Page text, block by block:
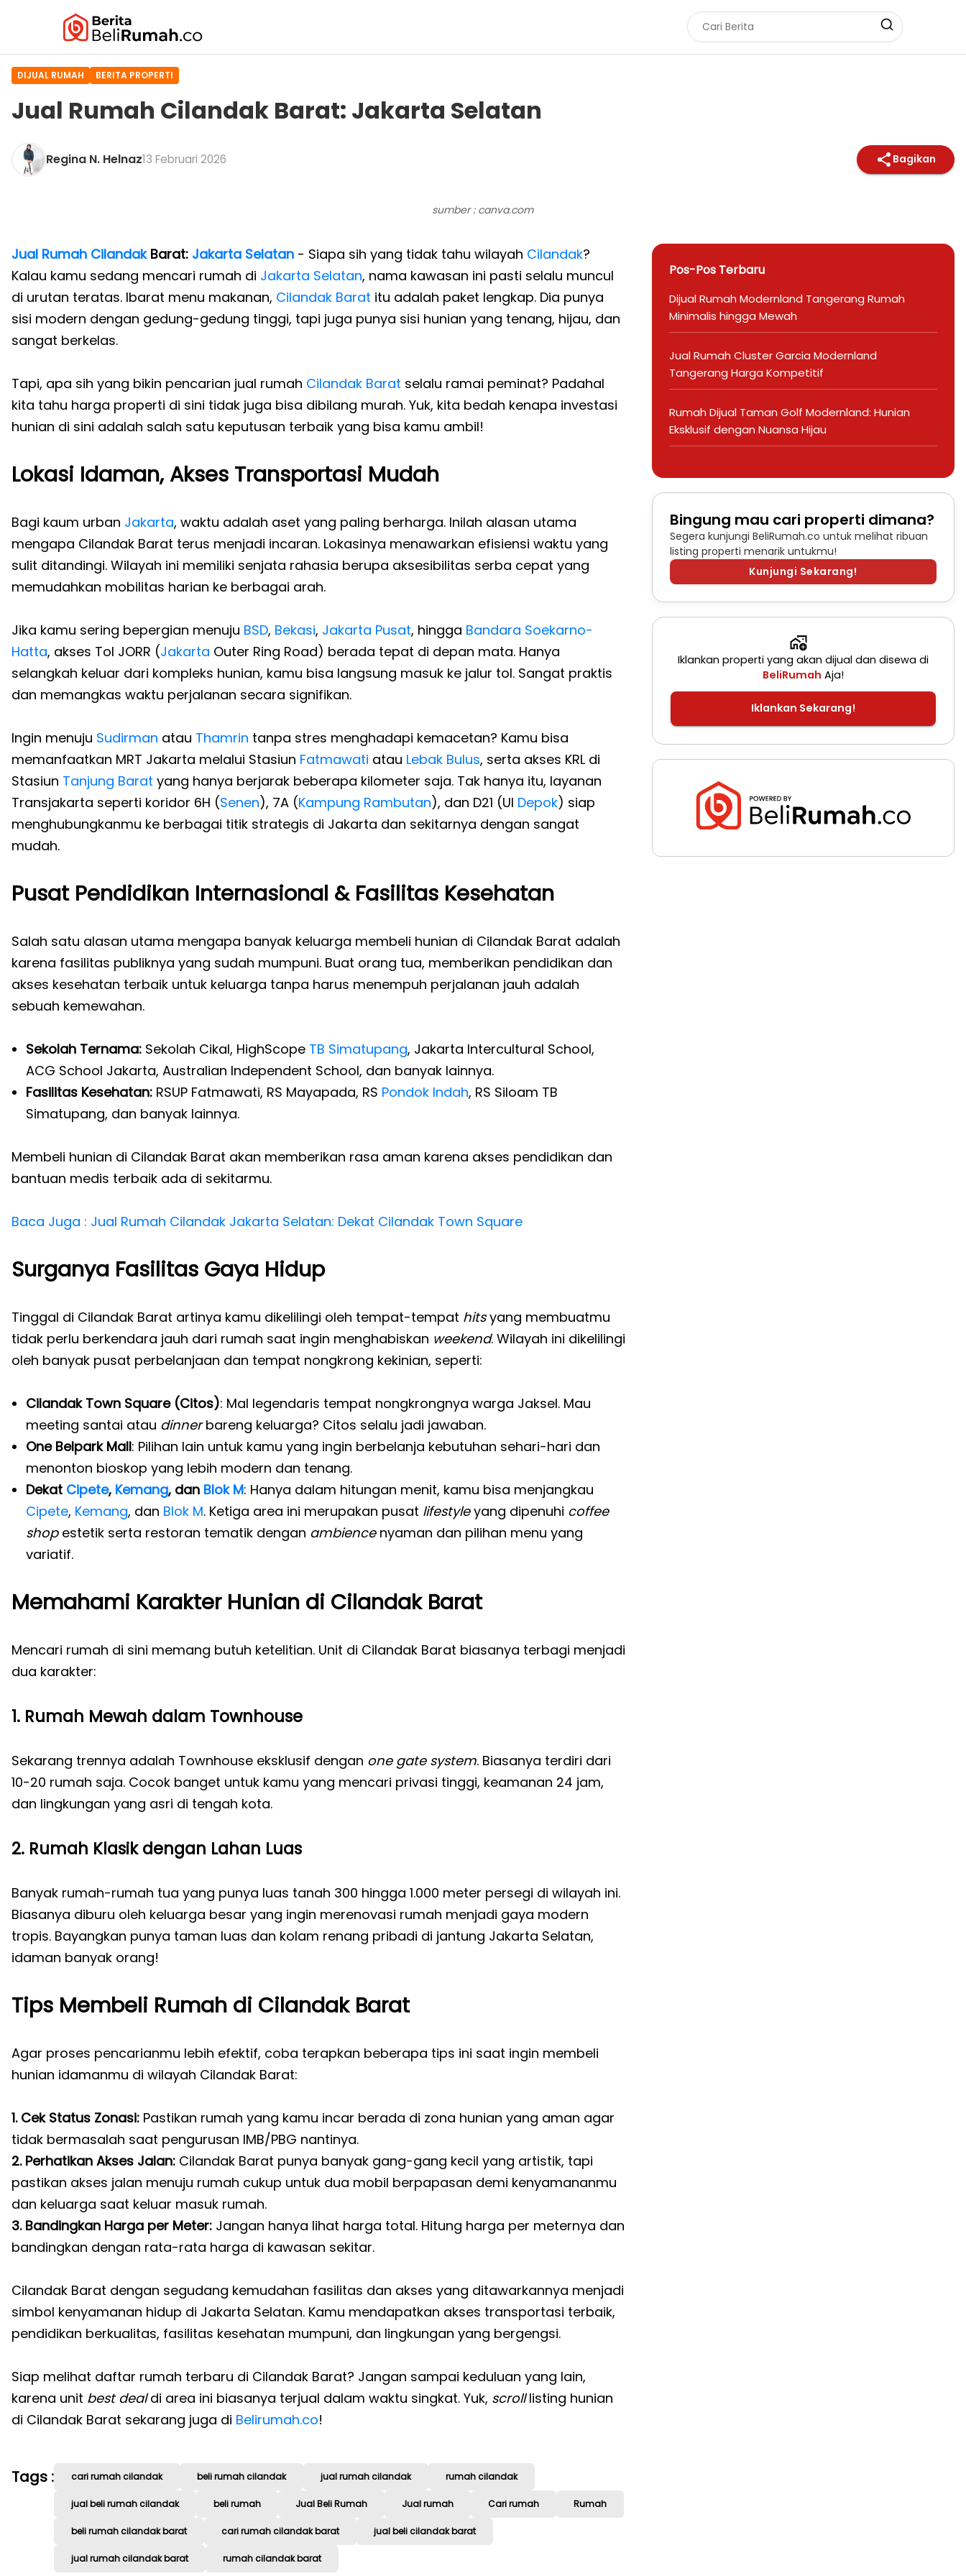
DIJUAL RUMAH BERITA PROPERTI
Jual Rumah Cilandak Barat: Jakarta Selatan
Regina N. Helnaz13 Februari 2026 Bagikan
sumber : canva.com
Jual Rumah CilandakBarat: Jakarta Selatan - Siapa sih yang tidak tahu wilayah Cilandak?
Kalau kamu sedang mencari rumah di Jakarta Selatan, nama kawasan ini pasti selalu muncul
di urutan teratas. Ibarat menu makanan, Cilandak Barat itu adalah paket lengkap. Dia punya
sisi modern dengan gedung-gedung tinggi, tapi juga punya sisi hunian yang tenang, hijau, dan
sangat berkelas.
Tapi, apa sih yang bikin pencarian jual rumah Cilandak Barat selalu ramai peminat? Padahal
kita tahu harga properti di sini tidak juga bisa dibilang murah. Yuk, kita bedah kenapa investasi
hunian di sini adalah salah satu keputusan terbaik yang bisa kamu ambil!
Lokasi Idaman, Akses Transportasi Mudah
Bagi kaum urban Jakarta, waktu adalah aset yang paling berharga. Inilah alasan utama
mengapa Cilandak Barat terus menjadi incaran. Lokasinya menawarkan efisiensi waktu yang
sulit ditandingi. Wilayah ini memiliki senjata rahasia berupa aksesibilitas serba cepat yang
memudahkan mobilitas harian ke berbagai arah.
Jika kamu sering bepergian menuju BSD, Bekasi, Jakarta Pusat, hingga Bandara Soekarno-
Hatta, akses Tol JORR (Jakarta Outer Ring Road) berada tepat di depan mata. Hanya
selangkah keluar dari kompleks hunian, kamu bisa langsung masuk ke jalur tol. Sangat praktis
dan memangkas waktu perjalanan secara signifikan.
Ingin menuju Sudirman atau Thamrin tanpa stres menghadapi kemacetan? Kamu bisa
memanfaatkan MRT Jakarta melalui Stasiun Fatmawati atau Lebak Bulus, serta akses KRL di
Stasiun Tanjung Barat yang hanya berjarak beberapa kilometer saja. Tak hanya itu, layanan
Transjakarta seperti koridor 6H (Senen), 7A (Kampung Rambutan), dan D21 (UI Depok) siap
menghubungkanmu ke berbagai titik strategis di Jakarta dan sekitarnya dengan sangat
mudah.
Pusat Pendidikan Internasional & Fasilitas Kesehatan
Salah satu alasan utama mengapa banyak keluarga membeli hunian di Cilandak Barat adalah
karena fasilitas publiknya yang sudah mumpuni. Buat orang tua, memberikan pendidikan dan
akses kesehatan terbaik untuk keluarga tanpa harus menempuh perjalanan jauh adalah
sebuah kemewahan.
Sekolah Ternama: Sekolah Cikal, HighScope TB Simatupang, Jakarta Intercultural School,
ACG School Jakarta, Australian Independent School, dan banyak lainnya.
Fasilitas Kesehatan: RSUP Fatmawati, RS Mayapada, RS Pondok Indah, RS Siloam TB
Simatupang, dan banyak lainnya.
Membeli hunian di Cilandak Barat akan memberikan rasa aman karena akses pendidikan dan
bantuan medis terbaik ada di sekitarmu.
Baca Juga : Jual Rumah Cilandak Jakarta Selatan: Dekat Cilandak Town Square
Surganya Fasilitas Gaya Hidup
Tinggal di Cilandak Barat artinya kamu dikelilingi oleh tempat-tempat hitsyang membuatmu
tidak perlu berkendara jauh dari rumah saat ingin menghabiskan weekend. Wilayah ini dikelilingi
oleh banyak pusat perbelanjaan dan tempat nongkrong kekinian, seperti:
Cilandak Town Square (Citos): Mal legendaris tempat nongkrongnya warga Jaksel. Mau
meeting santai atau dinnerbareng keluarga? Citos selalu jadi jawaban.
One Belpark Mall: Pilihan lain untuk kamu yang ingin berbelanja kebutuhan sehari-hari dan
menonton bioskop yang lebih modern dan tenang.
Dekat Cipete, Kemang, dan Blok M: Hanya dalam hitungan menit, kamu bisa menjangkau
Cipete, Kemang, dan Blok M. Ketiga area ini merupakan pusat lifestyleyang dipenuhi coffee
shopestetik serta restoran tematik dengan ambiencenyaman dan pilihan menu yang
variatif.
Memahami Karakter Hunian di Cilandak Barat
Mencari rumah di sini memang butuh ketelitian. Unit di Cilandak Barat biasanya terbagi menjadi
dua karakter:
1. Rumah Mewah dalam Townhouse
Sekarang trennya adalah Townhouse eksklusif dengan one gate system. Biasanya terdiri dari
10-20 rumah saja. Cocok banget untuk kamu yang mencari privasi tinggi, keamanan 24 jam,
dan lingkungan yang asri di tengah kota.
2. Rumah Klasik dengan Lahan Luas
Banyak rumah-rumah tua yang punya luas tanah 300 hingga 1.000 meter persegi di wilayah ini.
Biasanya diburu oleh keluarga besar yang ingin merenovasi rumah menjadi gaya modern
tropis. Bayangkan punya taman luas dan kolam renang pribadi di jantung Jakarta Selatan,
idaman banyak orang!
Tips Membeli Rumah di Cilandak Barat
Agar proses pencarianmu lebih efektif, coba terapkan beberapa tips ini saat ingin membeli
hunian idamanmu di wilayah Cilandak Barat:
1. Cek Status Zonasi: Pastikan rumah yang kamu incar berada di zona hunian yang aman agar
tidak bermasalah saat pengurusan IMB/PBG nantinya.
2. Perhatikan Akses Jalan: Cilandak Barat punya banyak gang-gang kecil yang artistik, tapi
pastikan akses jalan menuju rumah cukup untuk dua mobil berpapasan demi kenyamananmu
dan keluarga saat keluar masuk rumah.
3. Bandingkan Harga per Meter: Jangan hanya lihat harga total. Hitung harga per meternya dan
bandingkan dengan rata-rata harga di kawasan sekitar.
Cilandak Barat dengan segudang kemudahan fasilitas dan akses yang ditawarkannya menjadi
simbol kenyamanan hidup di Jakarta Selatan. Kamu mendapatkan akses transportasi terbaik,
pendidikan berkualitas, fasilitas kesehatan mumpuni, dan lingkungan yang bergengsi.
Siap melihat daftar rumah terbaru di Cilandak Barat? Jangan sampai keduluan yang lain,
karena unit best dealdi area ini biasanya terjual dalam waktu singkat. Yuk, scrolllisting hunian
di Cilandak Barat sekarang juga di Belirumah.co!
Tags : cari rumah cilandak beli rumah cilandak jual rumah cilandak rumah cilandak
jual beli rumah cilandak beli rumah Jual Beli Rumah Jual rumah Cari rumah Rumah
beli rumah cilandak barat cari rumah cilandak barat jual beli cilandak barat
jual rumah cilandak barat rumah cilandak barat
Pos-Pos Terbaru
Dijual Rumah Modernland Tangerang Rumah
Minimalis hingga Mewah
Jual Rumah Cluster Garcia Modernland
Tangerang Harga Kompetitif
Rumah Dijual Taman Golf Modernland: Hunian
Eksklusif dengan Nuansa Hijau
Bingung mau cari properti dimana?
Segera kunjungi BeliRumah.co untuk melihat ribuan
listing properti menarik untukmu!
Kunjungi Sekarang!
Iklankan properti yang akan dijual dan disewa di
BeliRumah Aja!
Iklankan Sekarang!